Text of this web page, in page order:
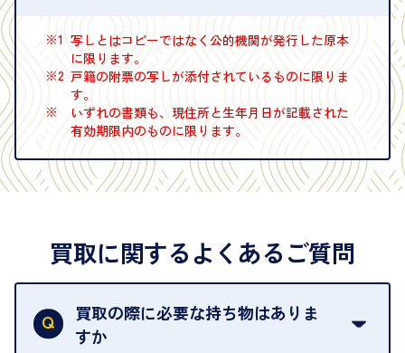
※1 写しとはコピーではなく公的機関が発行した原本
に限ります。
※2 戸籍の附票の写しが添付されているものに限りま
す。
※
いずれの書類も、現住所と生年月日が記載された
有効期限内のものに限ります。
買取に関するよくあるご質問
買取の際に必要な持ち物はありま
すか